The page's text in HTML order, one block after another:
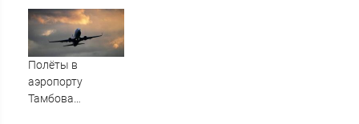
переводы по
новому признаку
Полёты в
аэропорту
Тамбова